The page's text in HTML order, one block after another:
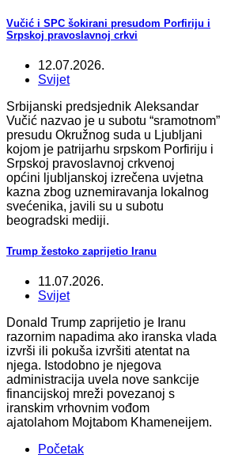
Vučić i SPC šokirani presudom Porfiriju i
Srpskoj pravoslavnoj crkvi
12.07.2026.
Svijet
Srbijanski predsjednik Aleksandar
Vučić nazvao je u subotu “sramotnom”
presudu Okružnog suda u Ljubljani
kojom je patrijarhu srpskom Porfiriju i
Srpskoj pravoslavnoj crkvenoj
općini ljubljanskoj izrečena uvjetna
kazna zbog uznemiravanja lokalnog
svećenika, javili su u subotu
beogradski mediji.
Trump žestoko zaprijetio Iranu
11.07.2026.
Svijet
Donald Trump zaprijetio je Iranu
razornim napadima ako iranska vlada
izvrši ili pokuša izvršiti atentat na
njega. Istodobno je njegova
administracija uvela nove sankcije
financijskoj mreži povezanoj s
iranskim vrhovnim vođom
ajatolahom Mojtabom Khameneijem.
Početak